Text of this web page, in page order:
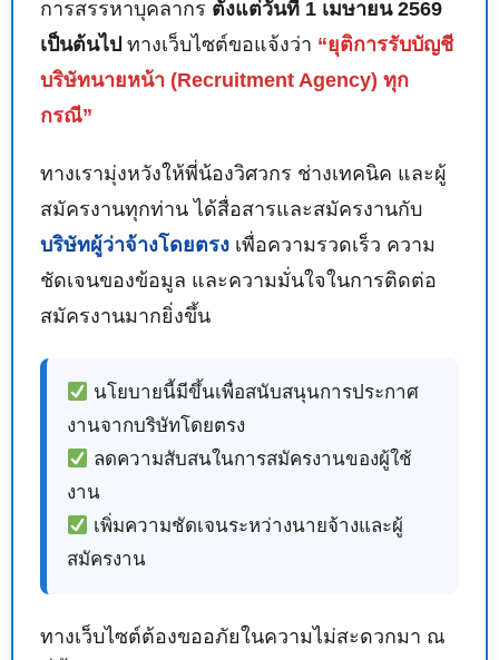
การสรรหาบุคลากร ตั้งแต่วันที่ 1 เมษายน 2569
เป็นต้นไป ทางเว็บไซต์ขอแจ้งว่า “ยุติการรับบัญชี
บริษัทนายหน้า (Recruitment Agency) ทุก
กรณี”
ทางเรามุ่งหวังให้พี่น้องวิศวกร ช่างเทคนิค และผู้
สมัครงานทุกท่าน ได้สื่อสารและสมัครงานกับ
บริษัทผู้ว่าจ้างโดยตรง เพื่อความรวดเร็ว ความ
ชัดเจนของข้อมูล และความมั่นใจในการติดต่อ
สมัครงานมากยิ่งขึ้น
นโยบายนี้มีขึ้นเพื่อสนับสนุนการประกาศ
งานจากบริษัทโดยตรง
ลดความสับสนในการสมัครงานของผู้ใช้
งาน
เพิ่มความชัดเจนระหว่างนายจ้างและผู้
สมัครงาน
ทางเว็บไซต์ต้องขออภัยในความไม่สะดวกมา ณ